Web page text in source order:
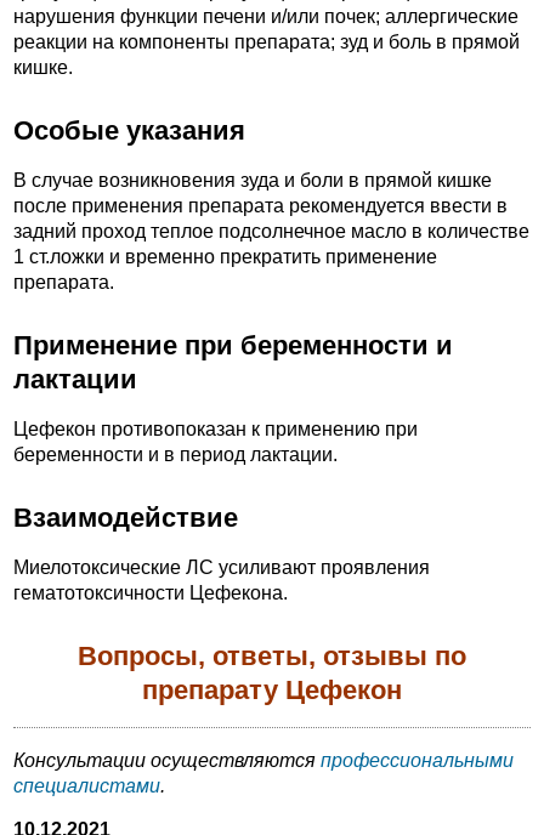
нарушения функции печени и/или почек; аллергические
реакции на компоненты препарата; зуд и боль в прямой
кишке.
Особые указания
В случае возникновения зуда и боли в прямой кишке
после применения препарата рекомендуется ввести в
задний проход теплое подсолнечное масло в количестве
1 ст.ложки и временно прекратить применение
препарата.
Применение при беременности и
лактации
Цефекон противопоказан к применению при
беременности и в период лактации.
Взаимодействие
Миелотоксические ЛС усиливают проявления
гематотоксичности Цефекона.
Вопросы, ответы, отзывы по
препарату Цефекон
Консультации осуществляются профессиональными
специалистами.
10.12.2021